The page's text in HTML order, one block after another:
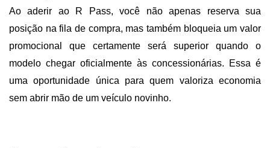
Ao aderir ao R Pass, você não apenas reserva sua
posição na fila de compra, mas também bloqueia um valor
promocional que certamente será superior quando o
modelo chegar oficialmente às concessionárias. Essa é
uma oportunidade única para quem valoriza economia
sem abrir mão de um veículo novinho.